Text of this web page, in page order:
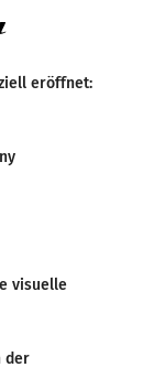
eröffnet:
visuelle
der